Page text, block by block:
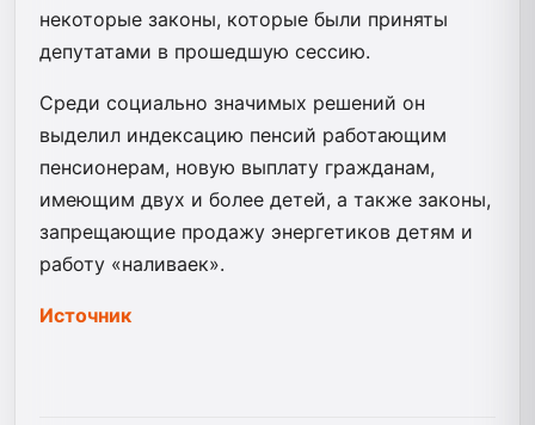
некоторые законы, которые были приняты
депутатами в прошедшую сессию.
Среди социально значимых решений он
выделил индексацию пенсий работающим
пенсионерам, новую выплату гражданам,
имеющим двух и более детей, а также законы,
запрещающие продажу энергетиков детям и
работу «наливаек».
Источник